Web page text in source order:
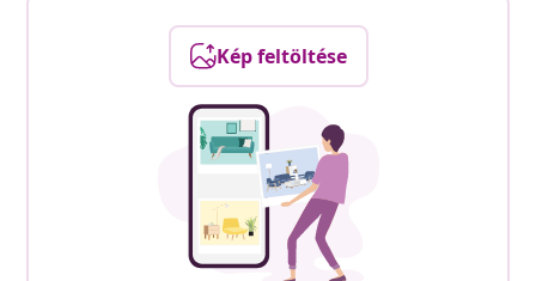
Kép feltöltése